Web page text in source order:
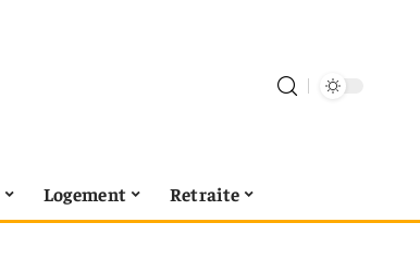
Logement Retraite